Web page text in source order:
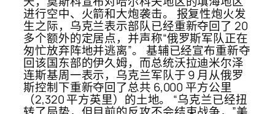
进行空中、火箭和大炮袭击。 报复性炮火发
生之际，乌克兰表示部队已经重新夺回了 20
多个额外的定居点，并声称“俄罗斯军队正在
匆忙放弃阵地并逃离”。 基辅已经宣布重新夺
回该国东部的伊久姆，而总统沃拉迪米尔泽
连斯基周一表示，乌克兰军队于 9 月从俄罗
斯控制下重新夺回了总共 6,000 平方公里
（2,320 平方英里）的土地。 “乌克兰已经扭